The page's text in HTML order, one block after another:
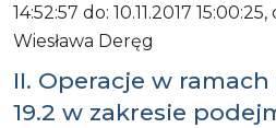
14:52:57 do: 10.11.2017
Wiesława Deręg
II. Operacje w
19.2 w zakresie